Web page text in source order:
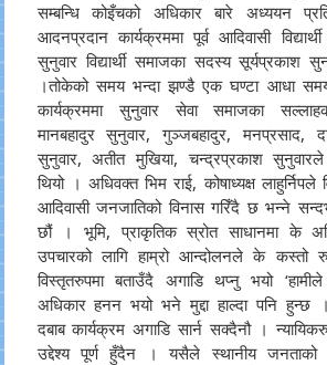
सम्बन्धि कोइँचको अधिकार बारे अध्ययन
आदनप्रदान कार्यक्रममा पूर्व आदिवासी
सुनुवार विद्यार्थी समाजका सदस्य सूर्यप्रकाश
।तोकेको समय भन्दा झण्डै एक घण्टा आधा
कार्यक्रममा सुनुवार सेवा समाजका
मानबहादुर सुनुवार, गुञ्जबहादुर, मनप्रसाद,
सुनुवार, अतीत मुखिया, चन्द्रप्रकाश सुनुवारले
थियो । अधिवक्त भिम राई, कोषाध्यक्ष
आदिवासी जनजातिको विनास गरिँदै छ भन्ने
छौं । भूमि, प्राकृतिक स्रोत साधानमा के
उपचारको लागि हाम्रो आन्दोलनले के कस्तो
विस्तृतरुपमा बताउँदै अगाडि थप्नु भयो
अधिकार हनन भयो भने मुद्दा हाल्दा पनि हुन्छ
दबाब कार्यक्रम अगाडि सार्न सक्दैनौ ।
उद्देश्य पूर्ण हुँदैन । यसैले स्थानीय जनताको